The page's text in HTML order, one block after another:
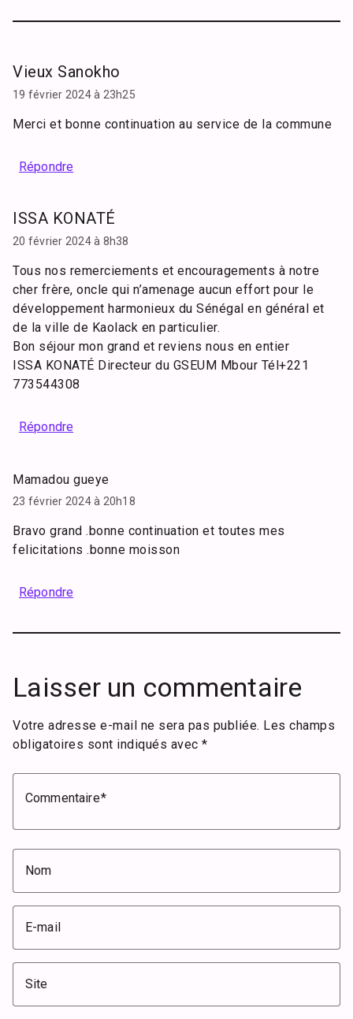
Vieux Sanokho
19 février 2024 à 23h25
Merci et bonne continuation au service de la commune
Répondre
ISSA KONATÉ
20 février 2024 à 8h38
Tous nos remerciements et encouragements à notre
cher frère, oncle qui n’amenage aucun effort pour le
développement harmonieux du Sénégal en général et
de la ville de Kaolack en particulier.
Bon séjour mon grand et reviens nous en entier
ISSA KONATÉ Directeur du GSEUM Mbour Tél+221
773544308
Répondre
Mamadou gueye
23 février 2024 à 20h18
Bravo grand .bonne continuation et toutes mes
felicitations .bonne moisson
Répondre
Laisser un commentaire
Votre adresse e-mail ne sera pas publiée. Les champs
obligatoires sont indiqués avec *
Commentaire
Nom
E-mail
Site